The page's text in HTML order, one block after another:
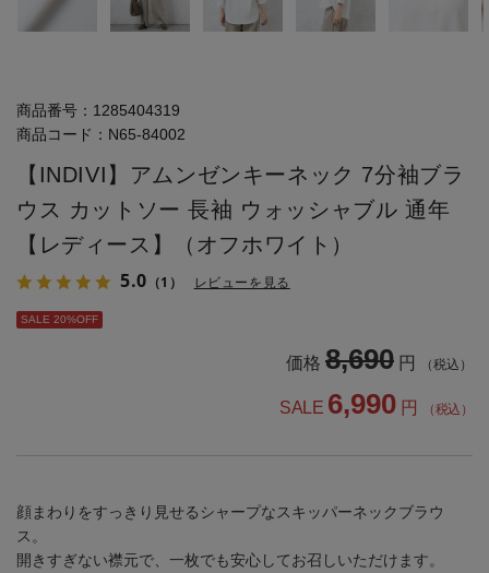
商品番号： 1285404319
商品コード： N65-84002
【INDIVI】アムンゼンキーネック 7分袖ブラ
ウス カットソー 長袖 ウォッシャブル 通年
【レディース】（オフホワイト）
5.0 （1） レビューを見る
SALE 20%OFF
価格 8,690 円 （税込）
SALE 6,990 円 （税込）
顔まわりをすっきり見せるシャープなスキッパーネックブラウ
ス。
開きすぎない襟元で、一枚でも安心してお召しいただけます。